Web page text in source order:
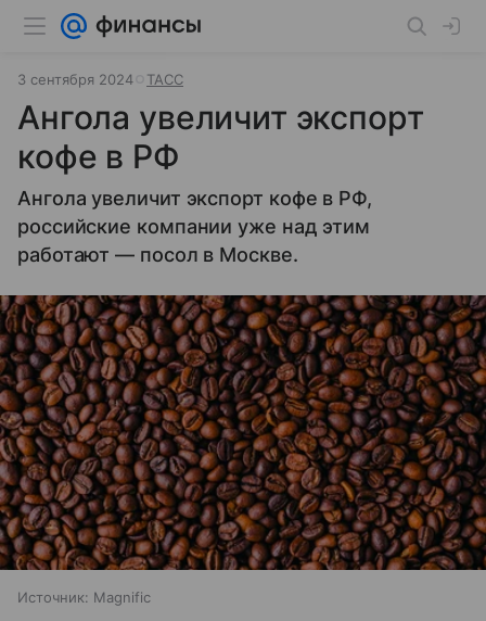
3 сентября 2024 ТАСС
Ангола увеличит экспорт
кофе в РФ
Ангола увеличит экспорт кофе в РФ,
российские компании уже над этим
работают — посол в Москве.
Источник: Magnific